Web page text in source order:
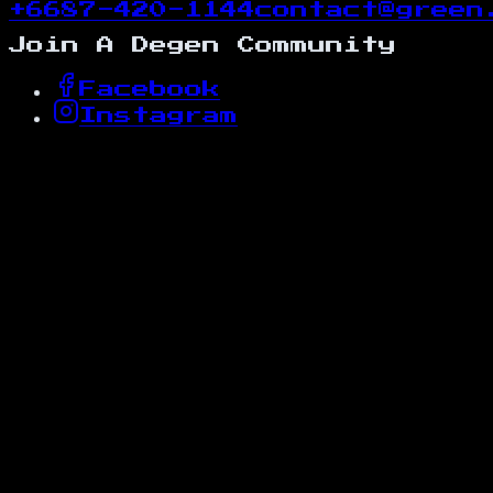
+6687-420-1144
Join A Degen Community
Facebook
Instagram